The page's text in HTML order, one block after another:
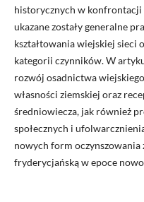
historycznych w
ukazane zostały generalne
kształtowania wiejskiej sieci
kategorii czynników. W
rozwój osadnictwa
własności ziemskiej oraz
średniowiecza, jak również
społecznych i
nowych form oczynszowania
fryderycjańską w epoce